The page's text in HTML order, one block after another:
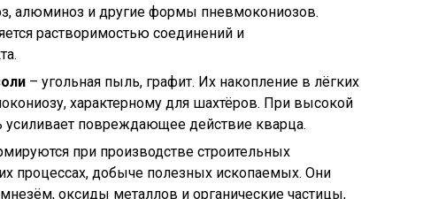
алюминоз и другие формы пневмокониозов.
растворимостью соединений и
– угольная пыль, графит. Их накопление в лёгких
характерному для шахтёров. При высокой
усиливает повреждающее действие кварца.
при производстве строительных
процессах, добыче полезных ископаемых. Они
оксиды металлов и органические частицы,